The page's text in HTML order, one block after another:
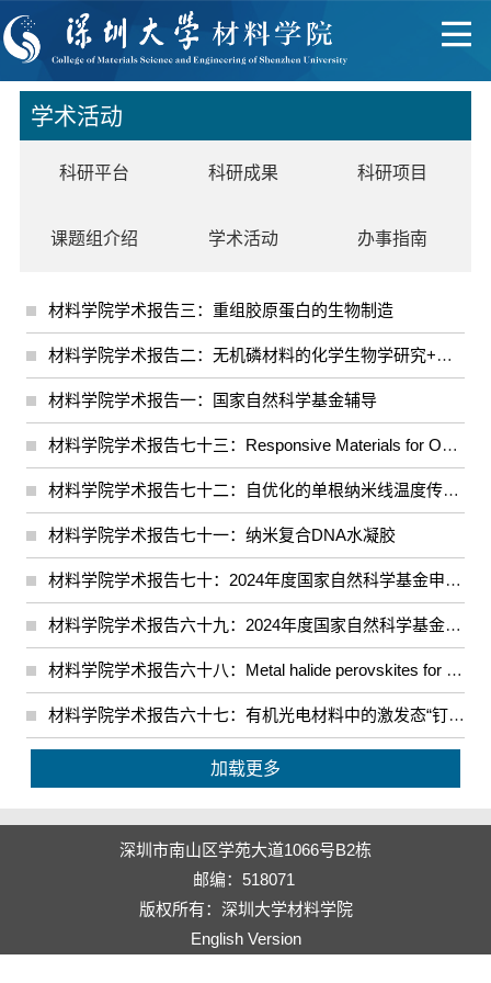
学术活动
科研平台 科研成果 科研项目
课题组介绍 学术活动 办事指南
材料学院学术报告三：重组胶原蛋白的生物制造
材料学院学术报告二：无机磷材料的化学生物学研究+国家自然科学基金申报经验交流
材料学院学术报告一：国家自然科学基金辅导
材料学院学术报告七十三：Responsive Materials for Optical Bioassay and Disease Treatment
材料学院学术报告七十二：自优化的单根纳米线温度传感器
材料学院学术报告七十一：纳米复合DNA水凝胶
材料学院学术报告七十：2024年度国家自然科学基金申报动员辅导会（一）
材料学院学术报告六十九：2024年度国家自然科学基金申报动员辅导会（二）
材料学院学术报告六十八：Metal halide perovskites for solar cells and LEDs
材料学院学术报告六十七：有机光电材料中的激发态“钉扎”
加载更多
深圳市南山区学苑大道1066号B2栋
邮编：518071
版权所有：深圳大学材料学院
English Version